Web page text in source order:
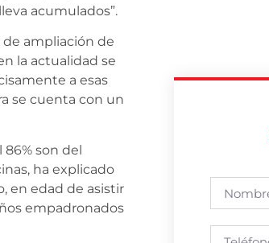
acumulados”.
de ampliación de
la actualidad se
a esas
se cuenta con un
86% son del
ha explicado
en edad de asistir
empadronados